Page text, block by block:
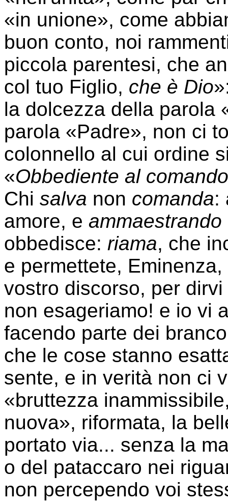
«in unione», come
buon conto, noi
piccola parentesi, che
col tuo Figlio, che è Dio
la dolcezza della parola
parola «Padre», non ci
colonnello al cui ordine
«Obbediente al comando
Chi salva non comanda:
amore, e ammaestrando
obbedisce: riama, che
e permettete,
vostro discorso, per
non esageriamo! e io vi
facendo parte dei
che le cose stanno
sente, e in verità non ci
«bruttezza
nuova», riformata, la
portato via... senza la
o del pataccaro nei
non percependo voi